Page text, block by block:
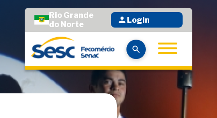
Rio Grande
do Norte
Login